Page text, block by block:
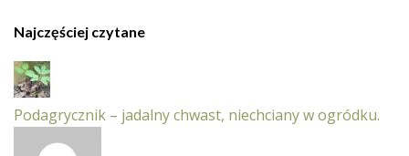
Najczęściej czytane
Podagrycznik – jadalny chwast, niechciany w ogródku.